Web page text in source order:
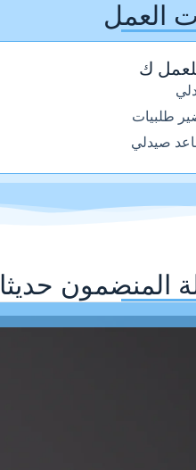
العمل
ك
طلبيات
صيدلي
المنضمون حديثا